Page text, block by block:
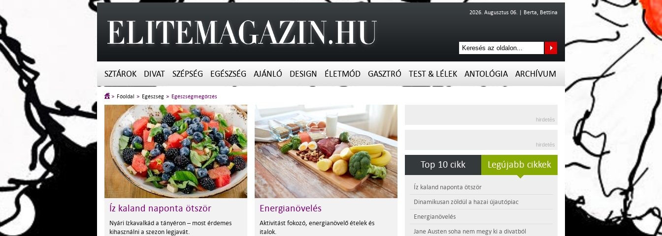
2026. Augusztus 06. | Berta, Bettina
SZTÁROK DIVAT SZÉPSÉG EGÉSZSÉG AJÁNLÓ DESIGN ÉLETMÓD GASZTRÓ TEST & LÉLEK ANTOLÓGIA ARCHÍVUM
Főoldal Egészség Egészségmegőrzés
Íz kaland naponta ötször
Nyári ízkavalkád a tányéron – most érdemes
kihasználni a szezon legjavát.
Energianövelés
Aktivitást fokozó, energianövelő ételek és
italok.
hirdetés
hirdetés
Top 10 cikk Legújabb cikkek
Íz kaland naponta ötször
Dinamikusan zöldül a hazai újautópiac
Energianövelés
Jane Austen soha nem megy ki a divatból